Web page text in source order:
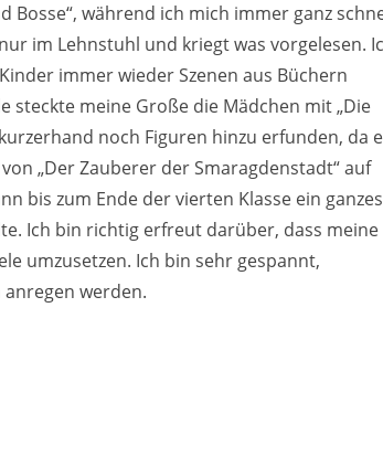
Bosse“, während ich mich immer ganz
im Lehnstuhl und kriegt was vorgelesen.
immer wieder Szenen aus Büchern
steckte meine Große die Mädchen mit „Die
noch Figuren hinzu erfunden, da
„Der Zauberer der Smaragdenstadt“ auf
bis zum Ende der vierten Klasse ein ganzes
Ich bin richtig erfreut darüber, dass meine
umzusetzen. Ich bin sehr gespannt,
werden.